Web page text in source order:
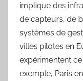
implique des
de capteurs, de
systèmes de
villes pilotes en
expérimentent
exemple, Paris